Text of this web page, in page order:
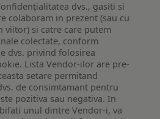
dvs., gasiti si
colaboram in prezent (sau cu
viitor) si catre care putem
colectate, conform
dvs. privind folosirea
Lista Vendor-ilor are pre-
setare permitand
de consimtamant pentru
pozitiva sau negativa. In
unul dintre Vendor-i, va